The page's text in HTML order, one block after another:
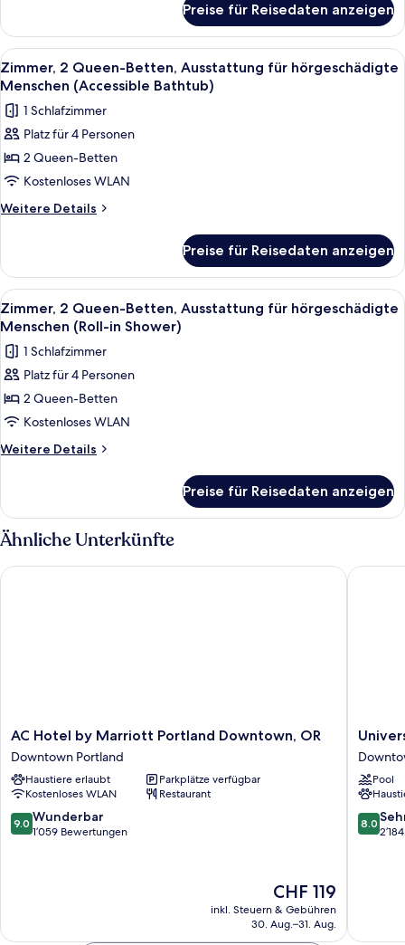
(Accessible
Bathtub)
anzeigen
2 Queen-
Betten,
Ausstattung
für
hörgeschädigte
Menschen
(Accessible
Preise für Reisedaten anzeigen
Alle
Fotos
für
Zimmer,
2 Queen-
Betten,
Ausstattung
für
(Accessible
Bathtub)
anzeigen
Ein Hotelzimmer mit zwei Betten,
6
Zimmer, 2 Queen-Betten, Ausstattung für hörgeschädigte
Menschen (Accessible Bathtub)
1 Schlafzimmer
Platz für 4 Personen
2 Queen-Betten
Kostenloses WLAN
Weitere Details
Weitere
2 Queen-
Betten,
Ausstattung
für
hörgeschädigte
Menschen
(Accessible
Preise für Reisedaten anzeigen
Alle
Fotos
für
Zimmer,
2 Queen-
Betten,
Ausstattung
für
(Roll-
in
Shower)
anzeigen
Ein Hotelzimmer mit zwei Betten,
6
Zimmer, 2 Queen-Betten, Ausstattung für hörgeschädigte
Menschen (Roll-in Shower)
1 Schlafzimmer
Platz für 4 Personen
2 Queen-Betten
Kostenloses WLAN
Weitere Details
Weitere
2 Queen-
Betten,
Ausstattung
für
hörgeschädigte
Preise für Reisedaten anzeigen
Ähnliche Unterkünfte
AC
Hotel
by
Marriott
Portland
Downtown,
OR
AC Hotel by Marriott Portland Downtown, OR
Downtown Portland
Haustiere erlaubt
Parkplätze verfügbar
Kostenloses WLAN
Restaurant
9.0
von
9.0 Wunderbar
1’059 Bewertungen
Der
Preis
beträgt
CHF 119
inkl. Steuern & Gebühren
30. Aug.–31. Aug.
AC Hotel by Marriott Portland Downtown, OR
Place
Hotel
&
Center
Pool
8.0
von
8.0